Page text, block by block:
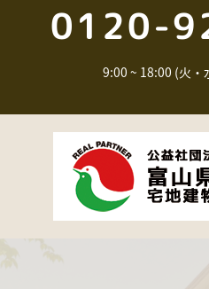
0120-
9:00 ~ 18:00 (火